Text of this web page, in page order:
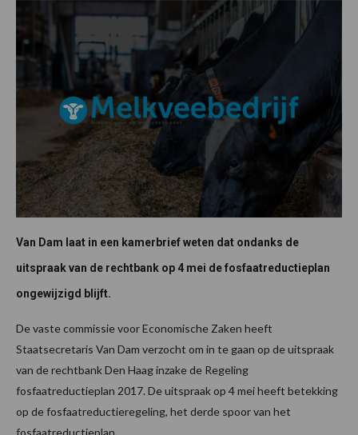
Van Dam laat in een kamerbrief weten dat ondanks de
uitspraak van de rechtbank op 4 mei de fosfaatreductieplan
ongewijzigd blijft.
De vaste commissie voor Economische Zaken heeft
Staatsecretaris Van Dam verzocht om in te gaan op de uitspraak
van de rechtbank Den Haag inzake de Regeling
fosfaatreductieplan 2017. De uitspraak op 4 mei heeft betekking
op de fosfaatreductieregeling, het derde spoor van het
fosfaatreductieplan.